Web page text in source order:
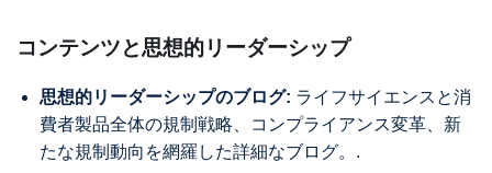
コンテンツと思想的リーダーシップ
思想的リーダーシップのブログ: ライフサイエンスと消
費者製品全体の規制戦略、コンプライアンス変革、新
たな規制動向を網羅した詳細なブログ。.